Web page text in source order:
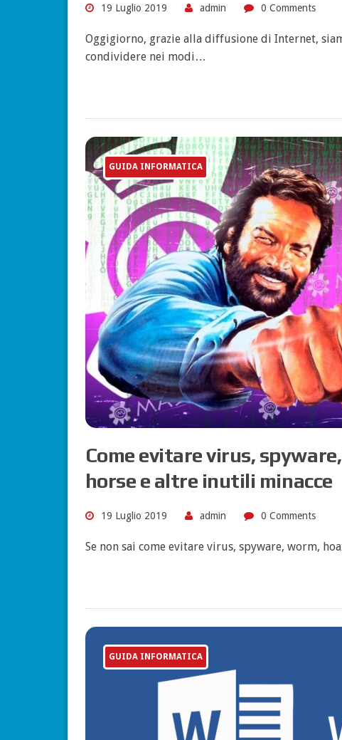
19 Luglio 2019 admin 0 Comments
Oggigiorno, grazie alla diffusione di Internet,
condividere nei modi…
GUIDA INFORMATICA
Come evitare virus,
horse e altre inutili minacce
19 Luglio 2019 admin 0 Comments
Se non sai come evitare virus, spyware, worm,
GUIDA INFORMATICA